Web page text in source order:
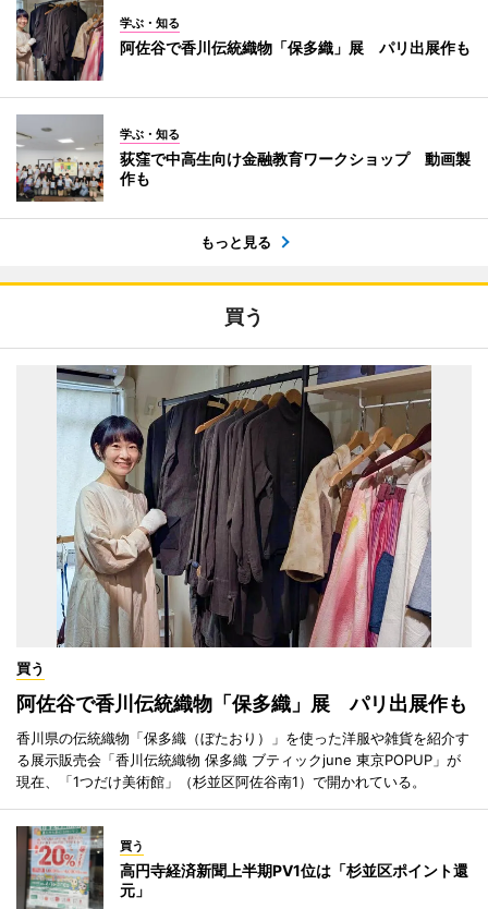
学ぶ・知る
阿佐谷で香川伝統織物「保多織」展 パリ出展作も
学ぶ・知る
荻窪で中高生向け金融教育ワークショップ 動画製
作も
もっと見る
買う
買う
阿佐谷で香川伝統織物「保多織」展 パリ出展作も
香川県の伝統織物「保多織（ぼたおり）」を使った洋服や雑貨を紹介す
る展示販売会「香川伝統織物 保多織 ブティックjune 東京POPUP」が
現在、「1つだけ美術館」（杉並区阿佐谷南1）で開かれている。
買う
高円寺経済新聞上半期PV1位は「杉並区ポイント還
元」